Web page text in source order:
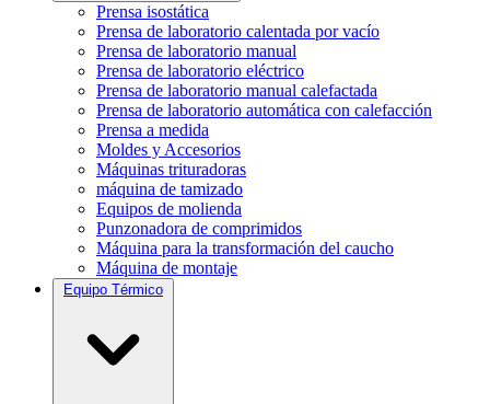
Prensa isostática
Prensa de laboratorio calentada por vacío
Prensa de laboratorio manual
Prensa de laboratorio eléctrico
Prensa de laboratorio manual calefactada
Prensa de laboratorio automática con calefacción
Prensa a medida
Moldes y Accesorios
Máquinas trituradoras
máquina de tamizado
Equipos de molienda
Punzonadora de comprimidos
Máquina para la transformación del caucho
Máquina de montaje
Equipo Térmico